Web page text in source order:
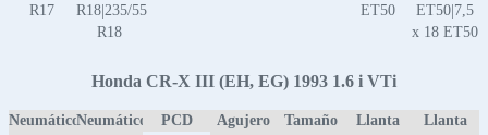
R17
R18|235/55
R18
ET50
ET50|7,5
x 18 ET50
Honda CR-X III (EH, EG) 1993 1.6 i VTi
NeumáticoNeumático
PCD
Agujero
Tamaño
Llanta
Llanta